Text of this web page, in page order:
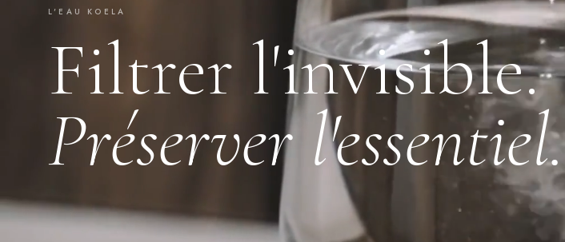
L'EAU KOELA
Filtrer l'invisible.
Préserver l'essentiel.